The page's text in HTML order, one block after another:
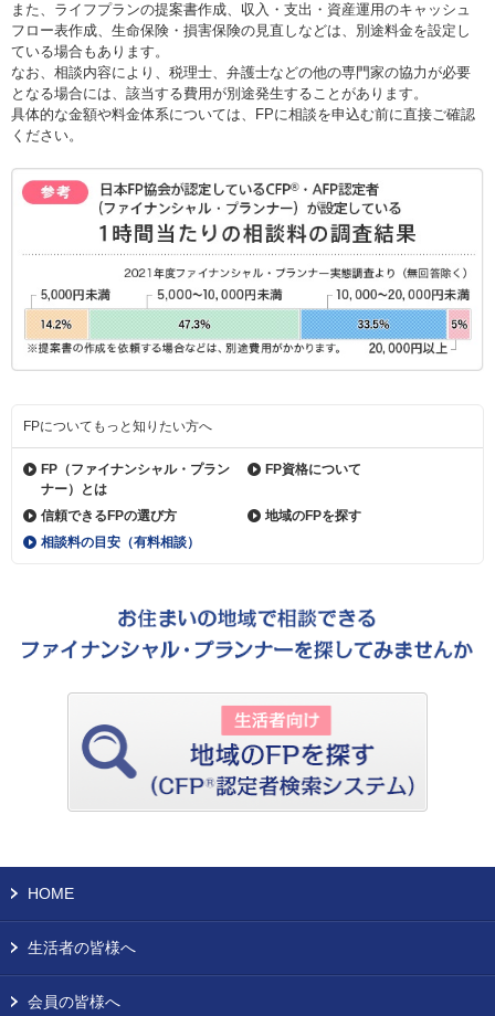
また、ライフプランの提案書作成、収入・支出・資産運用のキャッシュ
フロー表作成、生命保険・損害保険の見直しなどは、別途料金を設定し
ている場合もあります。
なお、相談内容により、税理士、弁護士などの他の専門家の協力が必要
となる場合には、該当する費用が別途発生することがあります。
具体的な金額や料金体系については、FPに相談を申込む前に直接ご確認
ください。
FPについてもっと知りたい方へ
FP（ファイナンシャル・ プラン
ナー）とは
FP資格について
信頼できるFPの選び方
地域のFPを探す
相談料の目安（有料相談）
HOME
生活者の皆様へ
会員の皆様へ